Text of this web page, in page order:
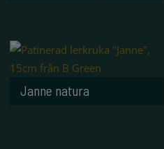
Janne natura